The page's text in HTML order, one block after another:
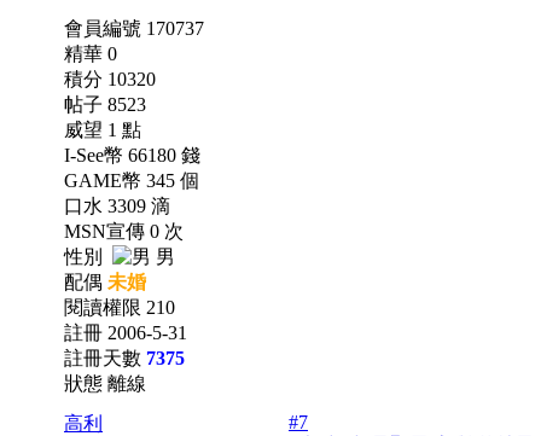
會員編號 170737
精華 0
積分 10320
帖子 8523
威望 1 點
I-See幣 66180 錢
GAME幣 345 個
口水 3309 滴
MSN宣傳 0 次
性別
男
配偶 未婚
閱讀權限 210
註冊 2006-5-31
註冊天數 7375
狀態 離線
高利
#7